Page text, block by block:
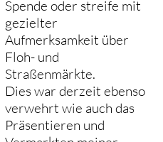
Spende oder streife mit
gezielter
Aufmerksamkeit über
Floh- und
Straßenmärkte.
Dies war derzeit ebenso
verwehrt wie auch das
Präsentieren und